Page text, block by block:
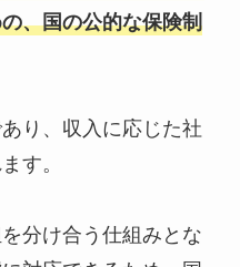
、国の公的な保険制
り、収入に応じた社
す。
分け合う仕組みとな